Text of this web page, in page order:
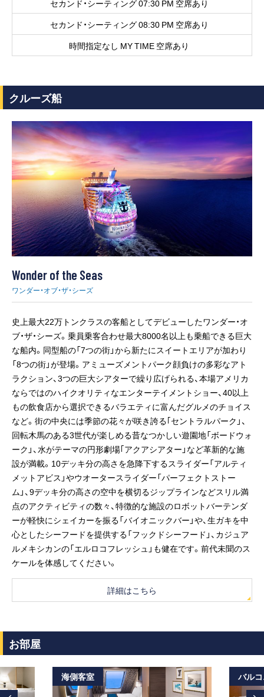
セカンド・シーティング 07:30 PM 空席あり
セカンド・シーティング 08:30 PM 空席あり
時間指定なし MY TIME 空席あり
クルーズ船
Wonder of the Seas
ワンダー・オブ・ザ・シーズ
史上最大22万トンクラスの客船としてデビューしたワンダー・オ
ブ・ザ・シーズ。乗員乗客合わせ最大8000名以上も乗船できる巨大
な船内。同型船の「7つの街」から新たにスイートエリアが加わり
「8つの街」が登場。アミューズメントパーク顔負けの多彩なアト
ラクション、3つの巨大シアターで繰り広げられる、本場アメリカ
ならではのハイクオリティなエンターテイメントショー、40以上
もの飲食店から選択できるバラエティに富んだグルメのチョイス
など。街の中央には季節の花々が咲き誇る｢セントラルパーク」、
回転木馬のある3世代が楽しめる昔なつかしい遊園地「ボードウォ
ーク」、水がテーマの円形劇場｢アクアシアター」など革新的な施
設が満載。10デッキ分の高さを急降下するスライダー「アルティ
メットアビス」やウオータースライダー「パーフェクトストー
ム」、9デッキ分の高さの空中を横切るジップラインなどスリル満
点のアクティビティの数々、特徴的な施設のロボットバーテンダ
ーが軽快にシェイカーを振る「バイオニックバー」や、生ガキを中
心としたシーフードを提供する「フックドシーフード」、カジュア
ルメキシカンの「エルロコフレッシュ」も健在です。前代未聞のス
ケールを体感してください。
詳細はこちら
お部屋
海側客室 バル